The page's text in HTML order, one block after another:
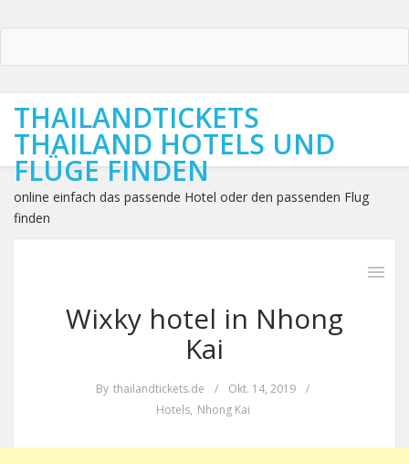
THAILANDTICKETS
THAILAND HOTELS UND
FLÜGE FINDEN
online einfach das passende Hotel oder den passenden Flug
finden
Wixky hotel in Nhong
Kai
By thailandtickets.de / Okt. 14, 2019
/
Hotels, Nhong Kai